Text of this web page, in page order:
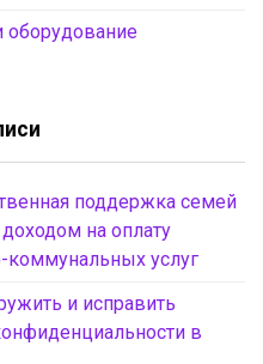
оборудование
поддержка семей
на оплату
услуг
и исправить
в